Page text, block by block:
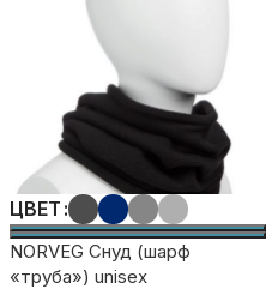
ЦВЕТ
NORVEG Снуд (шарф
«труба») unisex